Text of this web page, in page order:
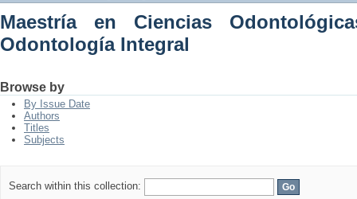
Maestría en Ciencias
Maestría en Ciencias
Odontología Integral
Browse by
By Issue Date
Authors
Titles
Subjects
Search within this collection: